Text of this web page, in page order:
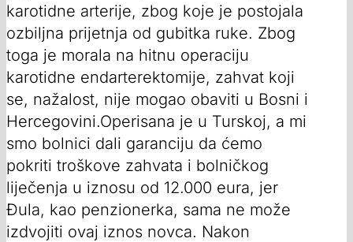
karotidne arterije, zbog koje je postojala
ozbiljna prijetnja od gubitka ruke. Zbog
toga je morala na hitnu operaciju
karotidne endarterektomije, zahvat koji
se, nažalost, nije mogao obaviti u Bosni i
Hercegovini.Operisana je u Turskoj, a mi
smo bolnici dali garanciju da ćemo
pokriti troškove zahvata i bolničkog
liječenja u iznosu od 12.000 eura, jer
Đula, kao penzionerka, sama ne može
izdvojiti ovaj iznos novca. Nakon